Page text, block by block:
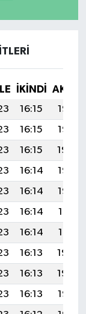
İKINDI
16:15
19:36
16:15
19:35
16:15
19:34
16:14
19:33
16:14
19:32
16:14
19:31
16:14
19:31
16:13
19:30
16:13
19:29
16:13
19:28